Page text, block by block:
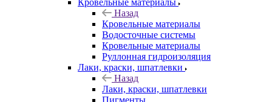
Кровельные материалы
Назад
Кровельные материалы
Водосточные системы
Кровельные материалы
Руллонная гидроизоляция
Лаки, краски, шпатлевки
Назад
Лаки, краски, шпатлевки
Пигменты